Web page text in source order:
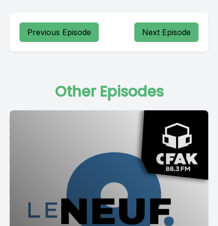
Previous Episode Next Episode
Other Episodes